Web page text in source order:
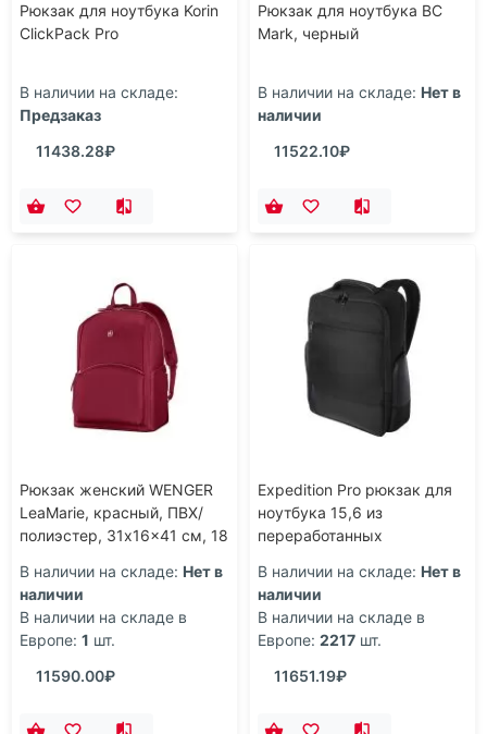
Рюкзак для ноутбука Korin
ClickPack Pro
В наличии на складе:
Предзаказ
11438.28₽
Рюкзак для ноутбука BC
Mark, черный
В наличии на складе: Нет в
наличии
11522.10₽
Рюкзак женский WENGER
LeaMarie, красный, ПВХ/
полиэстер, 31x16x41 см, 18
В наличии на складе: Нет в
наличии
В наличии на складе в
Европе: 1 шт.
11590.00₽
Expedition Pro рюкзак для
ноутбука 15,6 из
переработанных
В наличии на складе: Нет в
наличии
В наличии на складе в
Европе: 2217 шт.
11651.19₽